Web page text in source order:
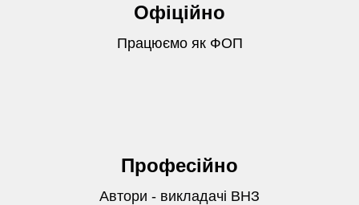
Офіційно
Працюємо як ФОП
Професійно
Автори - викладачі ВНЗ